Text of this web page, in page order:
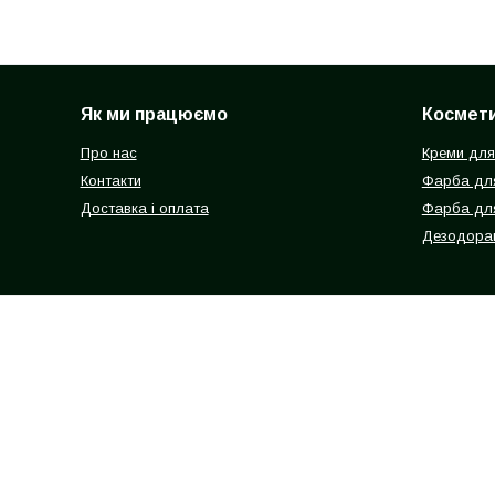
Як ми працюємо
Про нас
Контакти
Доставка і оплата
Креми для
Фарба
Фарба